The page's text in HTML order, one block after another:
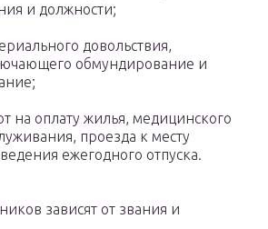
и должности;
довольствия,
обмундирование и
на оплату жилья, медицинского
проезда к месту
ежегодного отпуска.
зависят от звания и